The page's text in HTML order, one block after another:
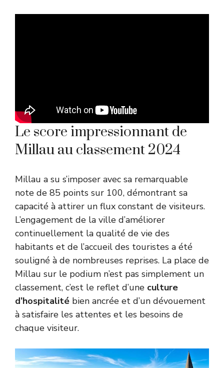
Le score impressionnant de
Millau au classement 2024
Millau a su s’imposer avec sa remarquable
note de 85 points sur 100, démontrant sa
capacité à attirer un flux constant de visiteurs.
L’engagement de la ville d’améliorer
continuellement la qualité de vie des
habitants et de l’accueil des touristes a été
souligné à de nombreuses reprises. La place de
Millau sur le podium n’est pas simplement un
classement, c’est le reflet d’une culture
d’hospitalité bien ancrée et d’un dévouement
à satisfaire les attentes et les besoins de
chaque visiteur.